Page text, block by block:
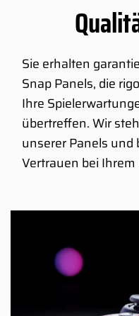
Sie erhalten
Snap Panels, die
Ihre
übertreffen. Wir
unserer Panels
Vertrauen bei